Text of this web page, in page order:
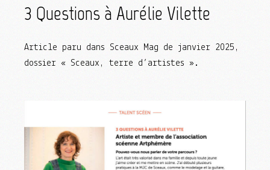
3 Questions à Aurélie Vilette
Article paru dans Sceaux Mag de janvier 2025,
dossier « Sceaux, terre d’artistes ».